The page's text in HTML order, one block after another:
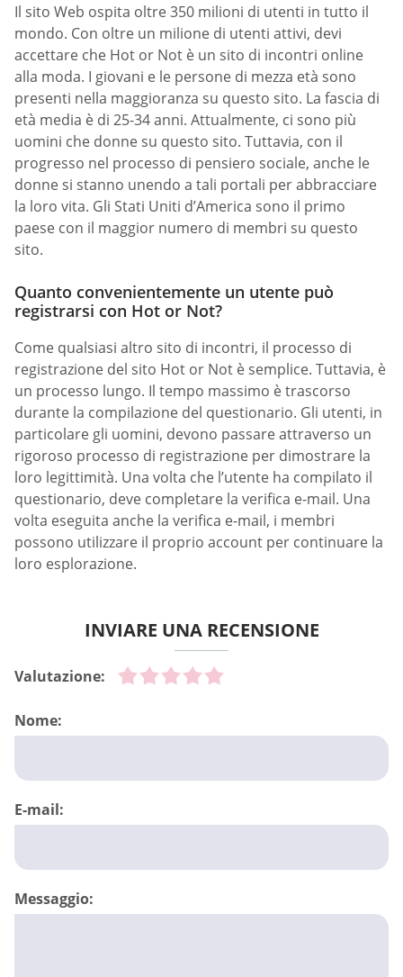
Il sito Web ospita oltre 350 milioni di utenti in tutto il
mondo. Con oltre un milione di utenti attivi, devi
accettare che Hot or Not è un sito di incontri online
alla moda. I giovani e le persone di mezza età sono
presenti nella maggioranza su questo sito. La fascia di
età media è di 25-34 anni. Attualmente, ci sono più
uomini che donne su questo sito. Tuttavia, con il
progresso nel processo di pensiero sociale, anche le
donne si stanno unendo a tali portali per abbracciare
la loro vita. Gli Stati Uniti d’America sono il primo
paese con il maggior numero di membri su questo
sito.
Quanto convenientemente un utente può
registrarsi con Hot or Not?
Come qualsiasi altro sito di incontri, il processo di
registrazione del sito Hot or Not è semplice. Tuttavia, è
un processo lungo. Il tempo massimo è trascorso
durante la compilazione del questionario. Gli utenti, in
particolare gli uomini, devono passare attraverso un
rigoroso processo di registrazione per dimostrare la
loro legittimità. Una volta che l’utente ha compilato il
questionario, deve completare la verifica e-mail. Una
volta eseguita anche la verifica e-mail, i membri
possono utilizzare il proprio account per continuare la
loro esplorazione.
INVIARE UNA RECENSIONE
Valutazione:
Nome:
E-mail:
Messaggio: